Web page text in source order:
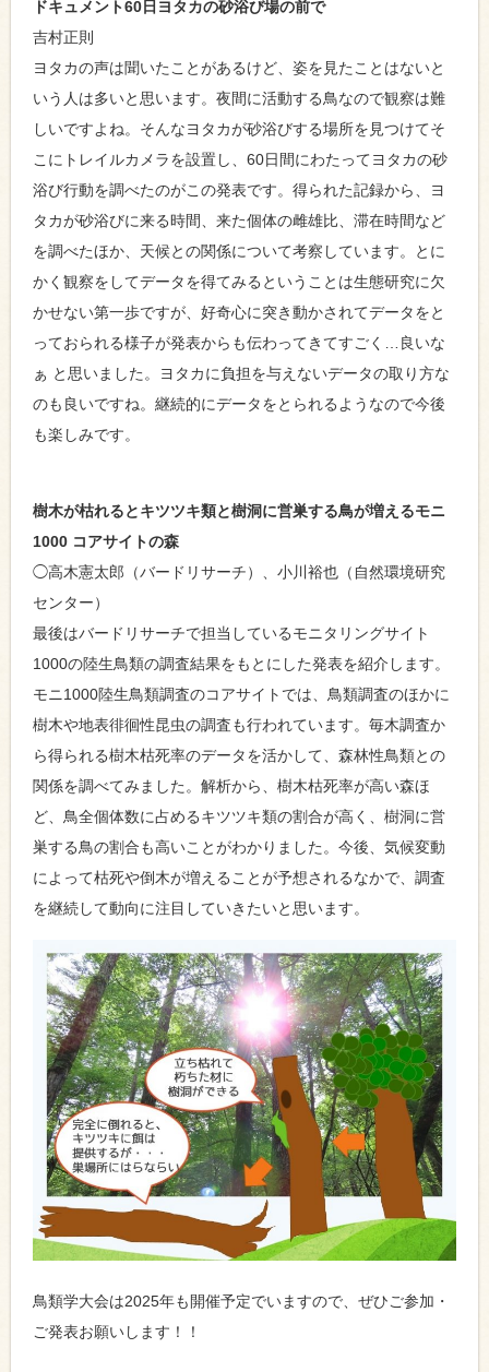
ドキュメント60日ヨタカの砂浴び場の前で
吉村正則
ヨタカの声は聞いたことがあるけど、姿を見たことはないと
いう人は多いと思います。夜間に活動する鳥なので観察は難
しいですよね。そんなヨタカが砂浴びする場所を見つけてそ
こにトレイルカメラを設置し、60日間にわたってヨタカの砂
浴び行動を調べたのがこの発表です。得られた記録から、ヨ
タカが砂浴びに来る時間、来た個体の雌雄比、滞在時間など
を調べたほか、天候との関係について考察しています。とに
かく観察をしてデータを得てみるということは生態研究に欠
かせない第一歩ですが、好奇心に突き動かされてデータをと
っておられる様子が発表からも伝わってきてすごく…良いな
ぁ と思いました。ヨタカに負担を与えないデータの取り方な
のも良いですね。継続的にデータをとられるようなので今後
も楽しみです。
樹⽊が枯れるとキツツキ類と樹洞に営巣する⿃が増えるモニ
1000 コアサイトの森
◯⾼⽊憲太郎（バードリサーチ）、⼩川裕也（⾃然環境研究
センター）
最後はバードリサーチで担当しているモニタリングサイト
1000の陸生鳥類の調査結果をもとにした発表を紹介します。
モニ1000陸生鳥類調査のコアサイトでは、鳥類調査のほかに
樹木や地表徘徊性昆虫の調査も行われています。毎木調査か
ら得られる樹木枯死率のデータを活かして、森林性鳥類との
関係を調べてみました。解析から、樹⽊枯死率が⾼い森ほ
ど、⿃全個体数に占めるキツツキ類の割合が⾼く、樹洞に営
巣する⿃の割合も⾼いことがわかりました。今後、気候変動
によって枯死や倒木が増えることが予想されるなかで、調査
を継続して動向に注目していきたいと思います。
鳥類学大会は2025年も開催予定でいますので、ぜひご参加・
ご発表お願いします！！